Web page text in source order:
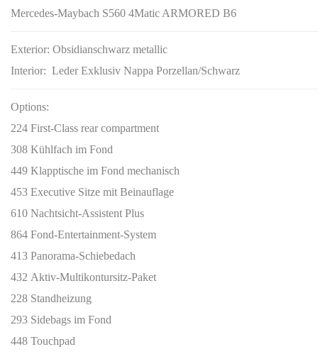
Mercedes-Maybach S560 4Matic ARMORED B6
Exterior: Obsidianschwarz metallic
Interior: Leder Exklusiv Nappa Porzellan/Schwarz
Options:
224 First-Class rear compartment
308 Kühlfach im Fond
449 Klapptische im Fond mechanisch
453 Executive Sitze mit Beinauflage
610 Nachtsicht-Assistent Plus
864 Fond-Entertainment-System
413 Panorama-Schiebedach
432 Aktiv-Multikontursitz-Paket
228 Standheizung
293 Sidebags im Fond
448 Touchpad